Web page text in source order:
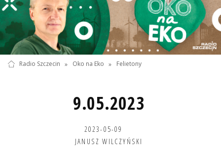
Radio Szczecin » Oko na Eko » Felietony
9.05.2023
2023-05-09
JANUSZ WILCZYŃSKI